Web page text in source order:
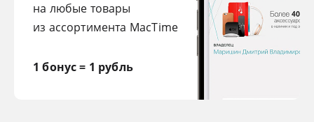
на любые товары
из ассортимента MacTime
1 бонус = 1 рубль